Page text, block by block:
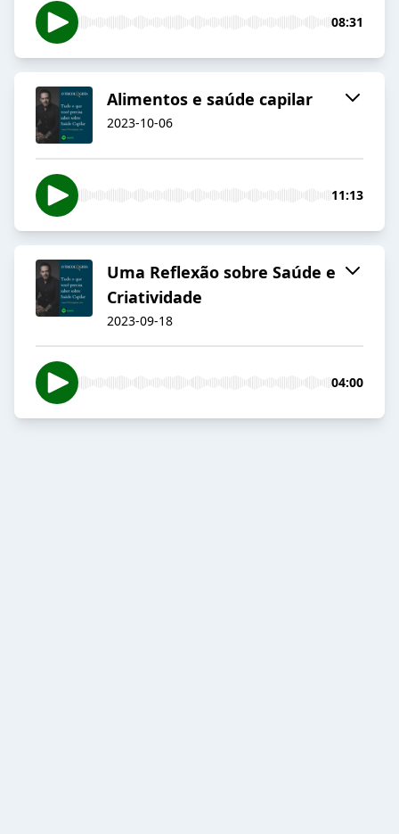
08:31
Alimentos e saúde capilar
2023-10-06
11:13
Uma Reflexão sobre Saúde e
Criatividade
2023-09-18
04:00